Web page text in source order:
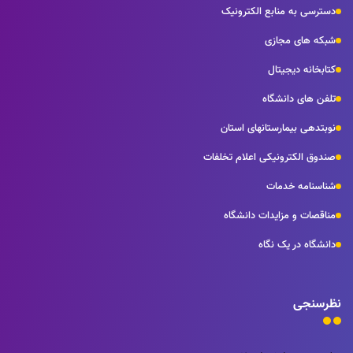
دسترسی به منابع الکترونیک
شبکه های مجازی
کتابخانه دیجیتال
تلفن های دانشگاه
نوبتدهی بیمارستانهای استان
صندوق الکترونیکی اعلام تخلفات
شناسنامه خدمات
مناقصات و مزایدات دانشگاه
دانشگاه در یک نگاه
نظرسنجی